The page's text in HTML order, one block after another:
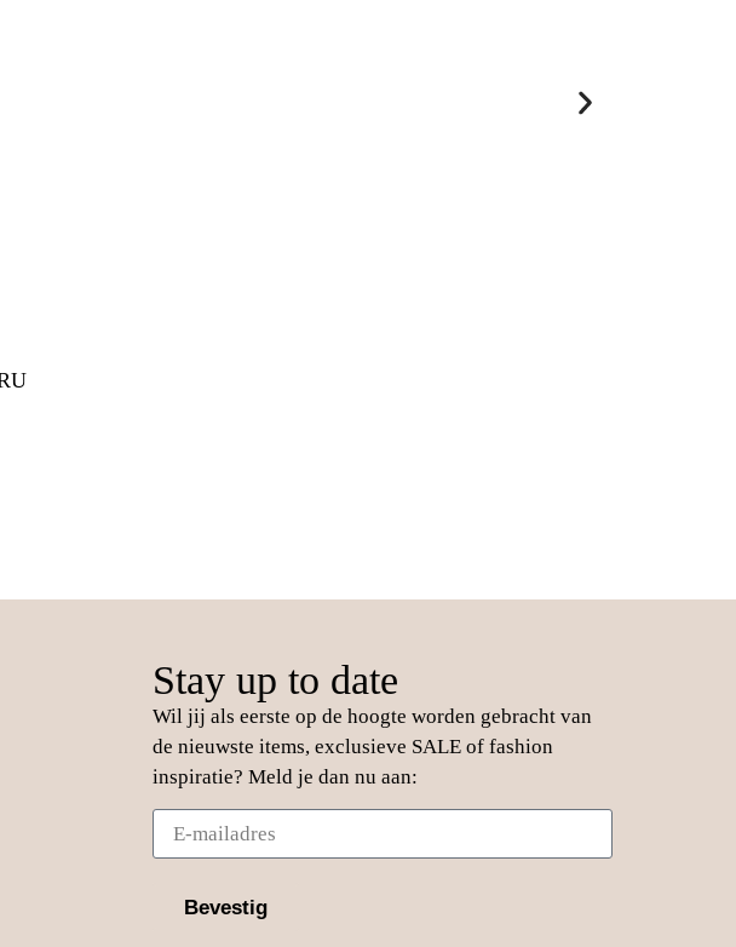
Stay up to date
Wil jij als eerste op de hoogte worden gebracht van
de nieuwste items, exclusieve SALE of fashion
inspiratie? Meld je dan nu aan:
Bevestig